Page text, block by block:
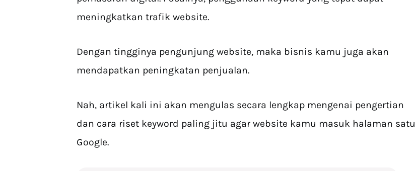
meningkatkan trafik website.
Dengan tingginya pengunjung website, maka bisnis kamu juga akan
mendapatkan peningkatan penjualan.
Nah, artikel kali ini akan mengulas secara lengkap mengenai pengertian
dan cara riset keyword paling jitu agar website kamu masuk halaman satu
Google.